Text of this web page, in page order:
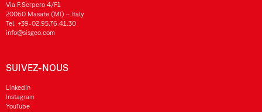
Via F.Serpero 4/F1
20060 Masate (MI) – Italy
Tel. +39-02.95.76.41.30
info@sisgeo.com
SUIVEZ-NOUS
LinkedIn
Instagram
YouTube